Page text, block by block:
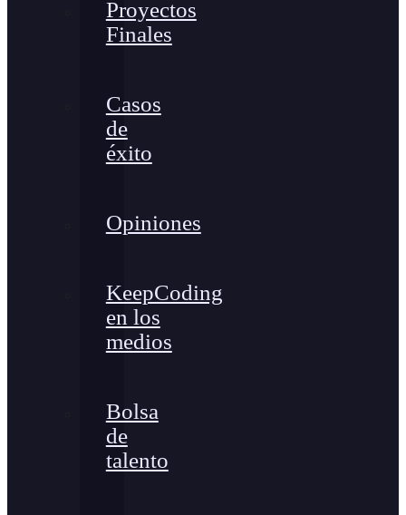
Proyectos
Finales
Casos
de
éxito
Opiniones
KeepCoding
en los
medios
Bolsa
de
talento